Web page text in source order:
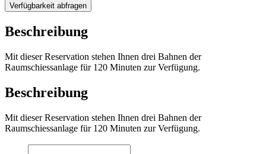
Verfügbarkeit abfragen
Beschreibung
Mit dieser Reservation stehen Ihnen drei Bahnen der
Raumschiessanlage für 120 Minuten zur Verfügung.
Beschreibung
Mit dieser Reservation stehen Ihnen drei Bahnen der
Raumschiessanlage für 120 Minuten zur Verfügung.